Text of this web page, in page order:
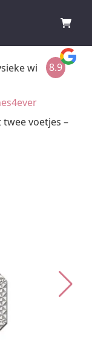
achteraf
8.9
voetjes –